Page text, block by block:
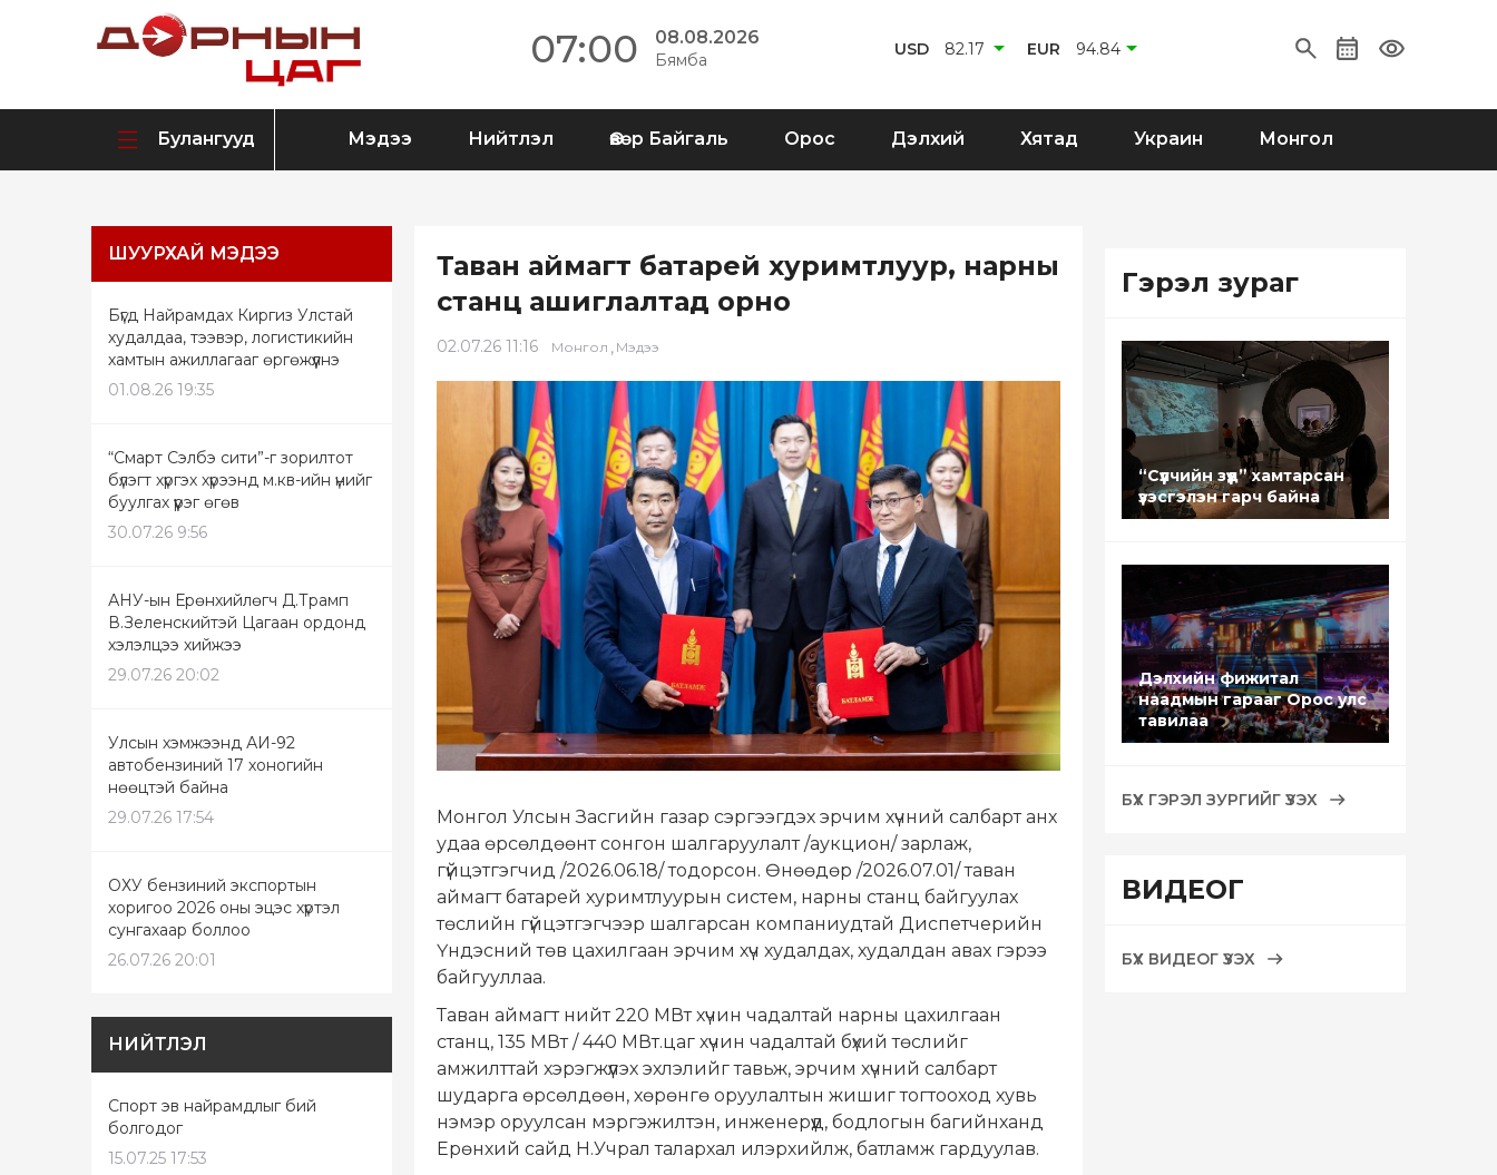
07:00 08.08.2026
Бямба
USD 82.17 EUR 94.84
Булангууд Мэдээ Нийтлэл Өвөр Байгаль Орос Дэлхий Хятад Украин Монгол
ШУУРХАЙ МЭДЭЭ
Бүгд Найрамдах Киргиз Улстай
худалдаа, тээвэр, логистикийн
хамтын ажиллагааг өргөжүүлнэ
01.08.26 19:35
“Смарт Сэлбэ сити”-г зорилтот
бүлэгт хүргэх хүрээнд м.кв-ийн үнийг
буулгах үүрэг өгөв
30.07.26 9:56
АНУ-ын Ерөнхийлөгч Д.Трамп
В.Зеленскийтэй Цагаан ордонд
хэлэлцээ хийжээ
29.07.26 20:02
Улсын хэмжээнд АИ-92
автобензиний 17 хоногийн
нөөцтэй байна
29.07.26 17:54
ОХУ бензиний экспортын
хоригоо 2026 оны эцэс хүртэл
сунгахаар боллоо
26.07.26 20:01
НИЙТЛЭЛ
Спорт эв найрамдлыг бий
болгодог
15.07.25 17:53
Таван аймагт батарей хуримтлуур, нарны
станц ашиглалтад орно
02.07.26 11:16 Монгол , Мэдээ
Монгол Улсын Засгийн газар сэргээгдэх эрчим хүчний салбарт анх
удаа өрсөлдөөнт сонгон шалгаруулалт /аукцион/ зарлаж,
гүйцэтгэгчид /2026.06.18/ тодорсон. Өнөөдөр /2026.07.01/ таван
аймагт батарей хуримтлуурын систем, нарны станц байгуулах
төслийн гүйцэтгэгчээр шалгарсан компаниудтай Диспетчерийн
Үндэсний төв цахилгаан эрчим хүч худалдах, худалдан авах гэрээ
байгууллаа.
Таван аймагт нийт 220 МВт хүчин чадалтай нарны цахилгаан
станц, 135 МВт / 440 МВт.цаг хүчин чадалтай бүхий төслийг
амжилттай хэрэгжүүлэх эхлэлийг тавьж, эрчим хүчний салбарт
шударга өрсөлдөөн, хөрөнгө оруулалтын жишиг тогтооход хувь
нэмэр оруулсан мэргэжилтэн, инженерүүд, бодлогын багийнханд
Ерөнхий сайд Н.Учрал талархал илэрхийлж, батламж гардуулав.
Гэрэл зураг
“Сүүлчийн зүүд” хамтарсан
үзэсгэлэн гарч байна
Дэлхийн фижитал
наадмын гарааг Орос улс
тавилаа
БҮХ ГЭРЭЛ ЗУРГИЙГ ҮЗЭХ
ВИДЕОГ
БҮХ ВИДЕОГ ҮЗЭХ